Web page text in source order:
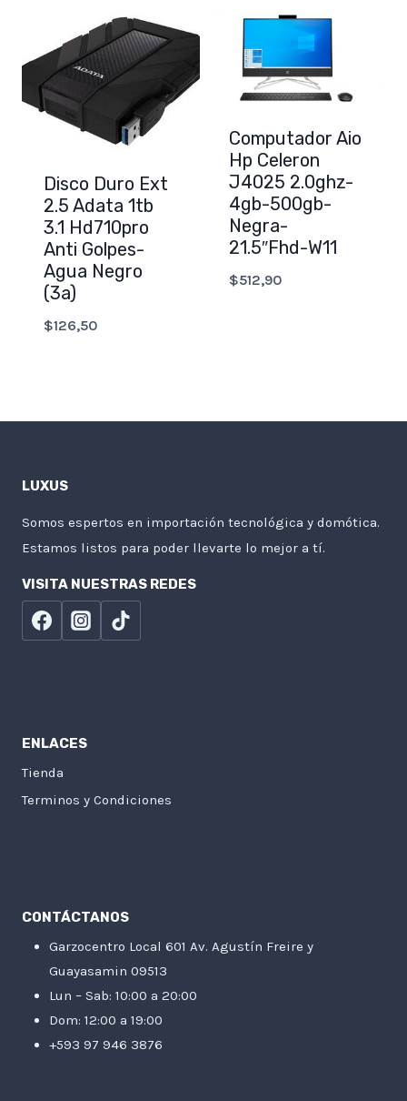
Disco Duro Ext
2.5 Adata 1tb
3.1 Hd710pro
Anti Golpes-
Agua Negro
(3a)
$126,50
Computador Aio
Hp Celeron
J4025 2.0ghz-
4gb-500gb-
Negra-
21.5″Fhd-W11
$512,90
LUXUS
Somos espertos en importación tecnológica y domótica.
Estamos listos para poder llevarte lo mejor a tí.
VISITA NUESTRAS REDES
ENLACES
Tienda
Terminos y Condiciones
CONTÁCTANOS
Garzocentro Local 601 Av. Agustín Freire y
Guayasamin 09513
Lun – Sab: 10:00 a 20:00
Dom: 12:00 a 19:00
+593 97 946 3876